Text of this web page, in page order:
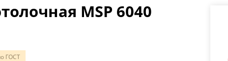
MSP 6040
ГОСТ